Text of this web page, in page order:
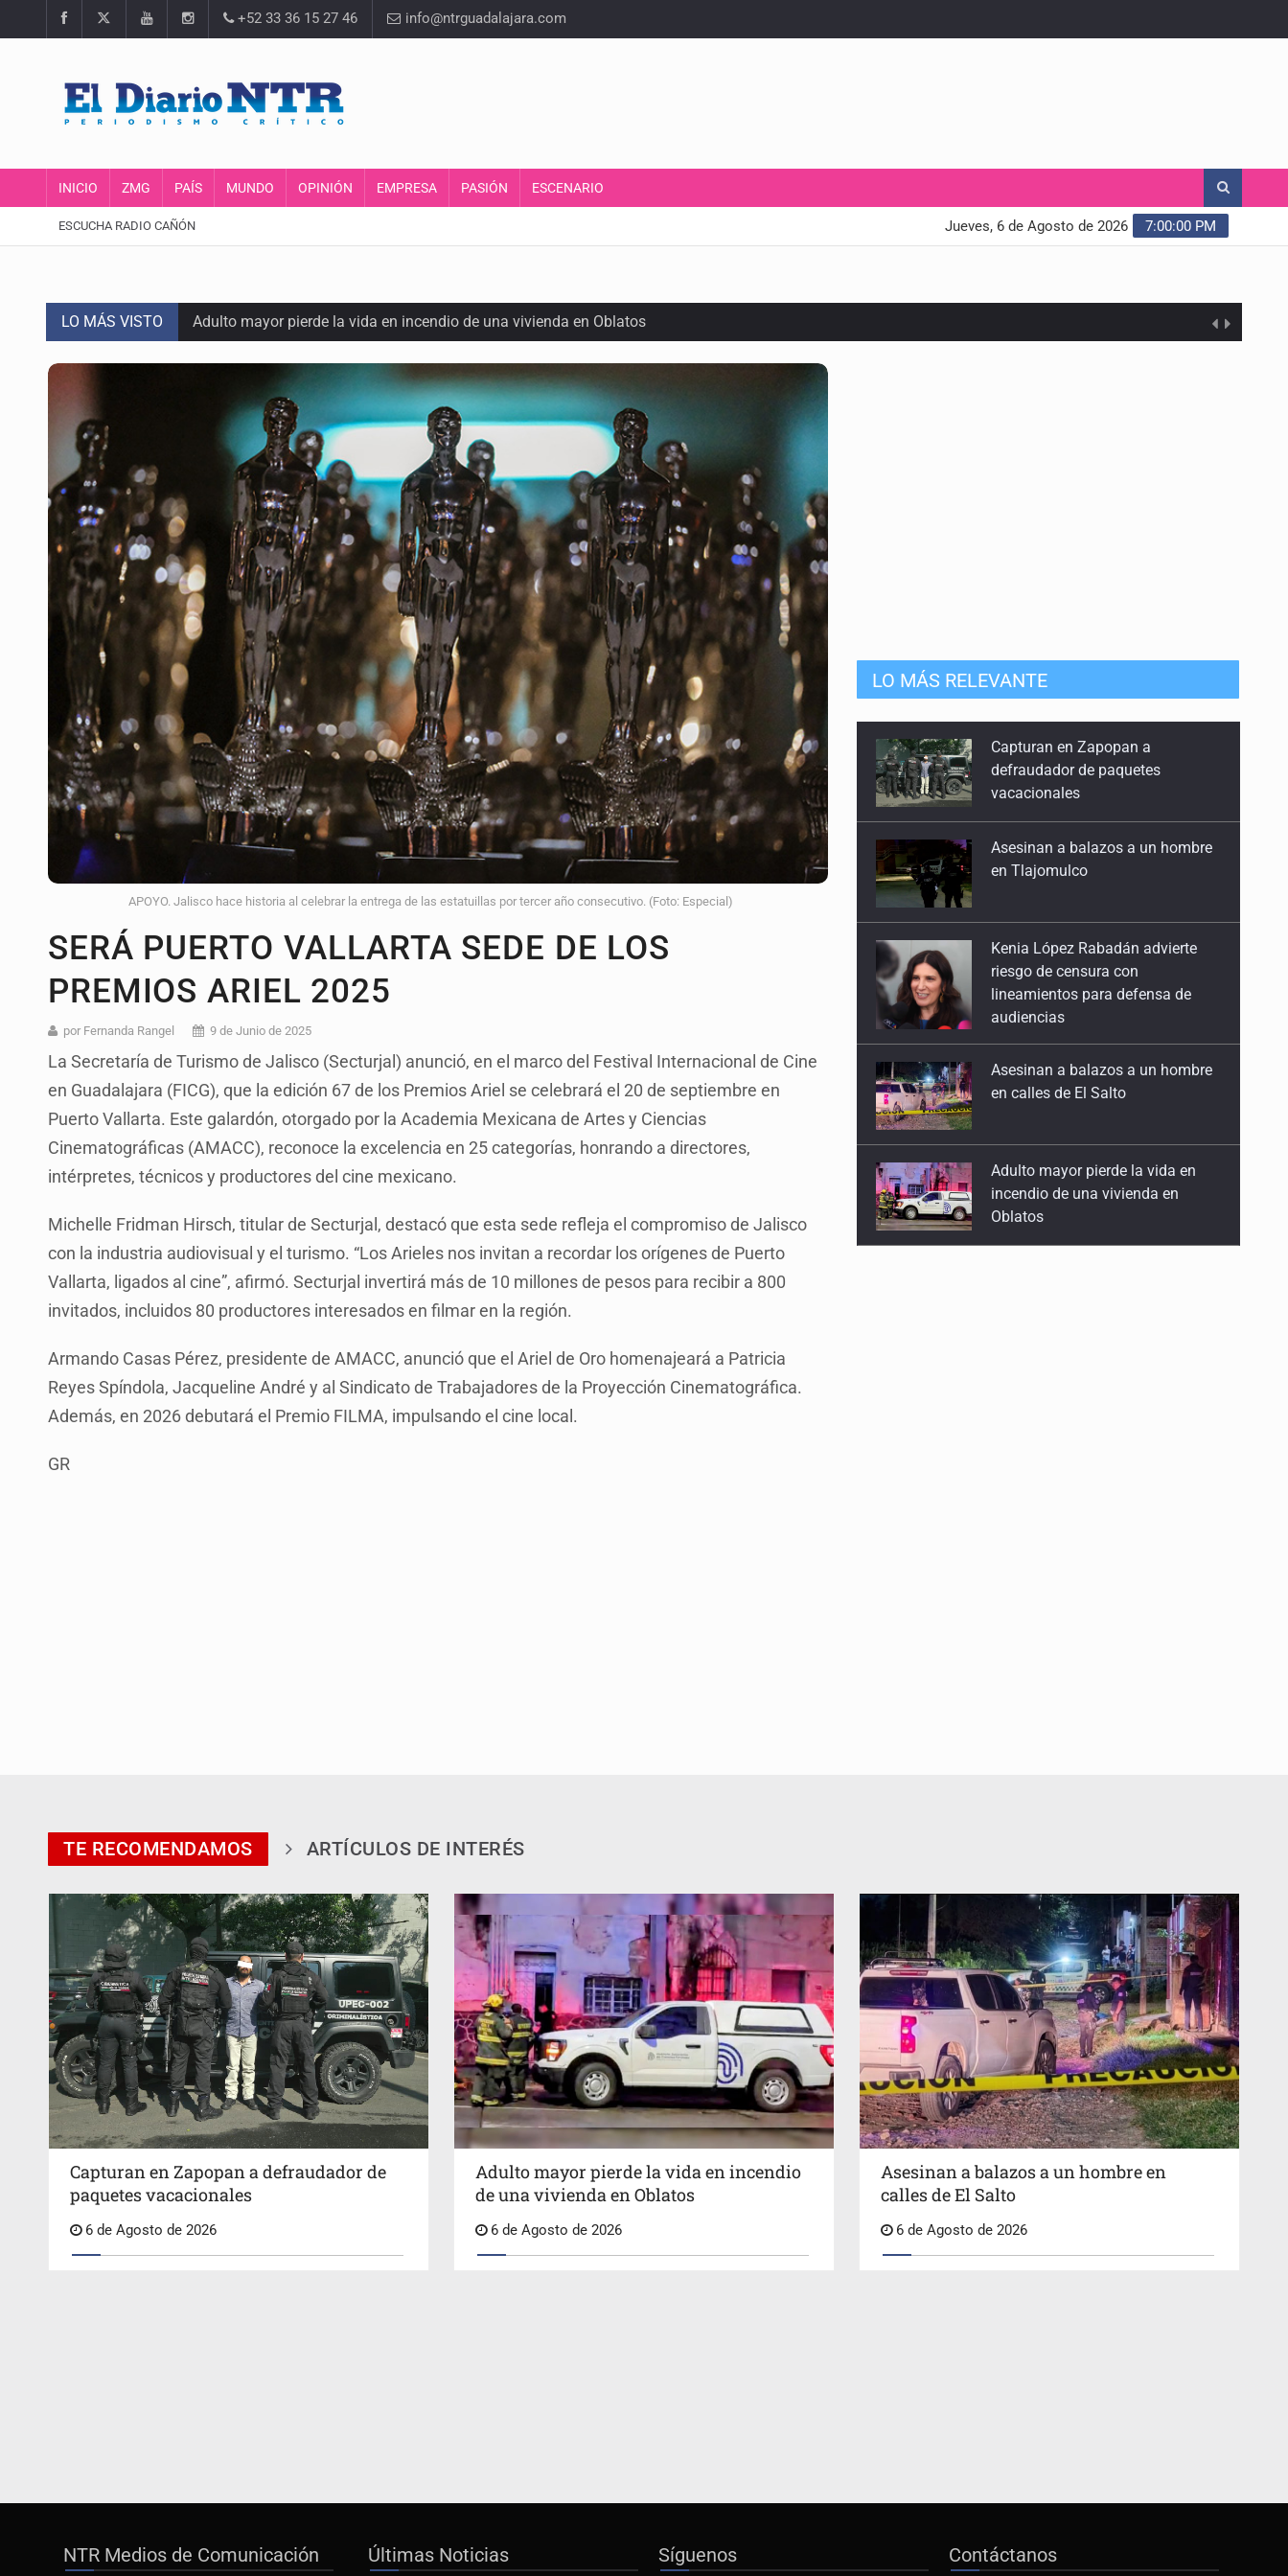
+52 33 36 15 27 46 info@ntrguadalajara.com
INICIO ZMG PAÍS MUNDO OPINIÓN EMPRESA PASIÓN ESCENARIO
ESCUCHA RADIO CAÑÓN 7:00:01 PM
Jueves, 6 de Agosto de 2026
LO MÁS VISTO Adulto mayor pierde la vida en incendio de una vivienda en Oblatos
Asesinan a balazos a un hombre en calles de El Salto
Jalisco mantiene la búsqueda de 21 adolescentes desaparecidos durante julio
Asesinan a balazos a un hombre en Tlajomulco
Desarticulan en Cataluña célula del CJNG y decomisan 2.5 toneladas de metanfetamina
Fallece monseñor Carlos Garfias Merlos, arzobispo emérito de Morelia
Detienen al exgobernador de Guerrero, Ángel Aguirre
Anuncian refuerzo de seguridad en Michoacán para reactivar exportación de aguacate
Sheinbaum defiende consulta pública sobre derechos de las audiencias
Capturan en Zapopan a defraudador de paquetes vacacionales
APOYO. Jalisco hace historia al celebrar la entrega de las estatuillas por tercer año consecutivo. (Foto: Especial)
SERÁ PUERTO VALLARTA SEDE DE LOS
PREMIOS ARIEL 2025
por Fernanda Rangel 9 de Junio de 2025
La Secretaría de Turismo de Jalisco (Secturjal) anunció, en el marco del Festival Internacional de Cine
en Guadalajara (FICG), que la edición 67 de los Premios Ariel se celebrará el 20 de septiembre en
Puerto Vallarta. Este galardón, otorgado por la Academia Mexicana de Artes y Ciencias
Cinematográficas (AMACC), reconoce la excelencia en 25 categorías, honrando a directores,
intérpretes, técnicos y productores del cine mexicano.
Michelle Fridman Hirsch, titular de Secturjal, destacó que esta sede refleja el compromiso de Jalisco
con la industria audiovisual y el turismo. “Los Arieles nos invitan a recordar los orígenes de Puerto
Vallarta, ligados al cine”, afirmó. Secturjal invertirá más de 10 millones de pesos para recibir a 800
invitados, incluidos 80 productores interesados en filmar en la región.
Armando Casas Pérez, presidente de AMACC, anunció que el Ariel de Oro homenajeará a Patricia
Reyes Spíndola, Jacqueline André y al Sindicato de Trabajadores de la Proyección Cinematográfica.
Además, en 2026 debutará el Premio FILMA, impulsando el cine local.
GR
LO MÁS RELEVANTE
Asesinan a balazos a un hombre
en Tlajomulco
Kenia López Rabadán advierte
riesgo de censura con
Asesinan a balazos a un hombre
en calles de El Salto
Adulto mayor pierde la vida en
incendio de una vivienda en
Advierten retrocesos en
transparencia tras desaparición
del INAI
TE RECOMENDAMOS ARTÍCULOS DE INTERÉS
Capturan en Zapopan a defraudador de
paquetes vacacionales
6 de Agosto de 2026
Adulto mayor pierde la vida en incendio
de una vivienda en Oblatos
6 de Agosto de 2026
Asesinan a balazos a un hombre en
calles de El Salto
6 de Agosto de 2026
NTR Medios de Comunicación Últimas Noticias Síguenos Contáctanos